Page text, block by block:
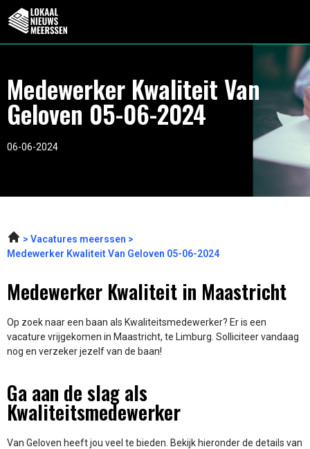
Medewerker Kwaliteit Van
Geloven 05-06-2024
06-06-2024
Vacatures meerssen
Medewerker Kwaliteit Van Geloven 05-06-2024
Medewerker Kwaliteit in Maastricht
Op zoek naar een baan als Kwaliteitsmedewerker? Er is een
vacature vrijgekomen in Maastricht, te Limburg. Solliciteer vandaag
nog en verzeker jezelf van de baan!
Ga aan de slag als
Kwaliteitsmedewerker
Van Geloven heeft jou veel te bieden. Bekijk hieronder de details van